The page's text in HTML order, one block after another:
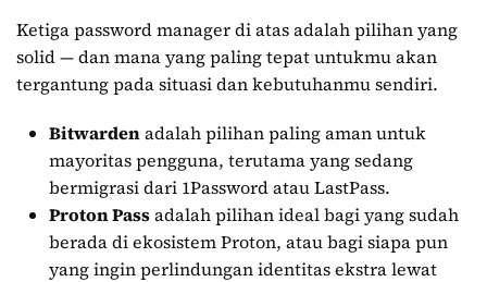
Ketiga password manager di atas adalah pilihan yang
solid — dan mana yang paling tepat untukmu akan
tergantung pada situasi dan kebutuhanmu sendiri.
Bitwardenadalah pilihan paling aman untuk
mayoritas pengguna, terutama yang sedang
bermigrasi dari 1Password atau LastPass.
Proton Passadalah pilihan ideal bagi yang sudah
berada di ekosistem Proton, atau bagi siapa pun
yang ingin perlindungan identitas ekstra lewat